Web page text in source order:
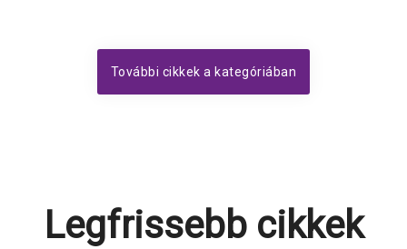
További cikkek a kategóriában
Legfrissebb cikkek